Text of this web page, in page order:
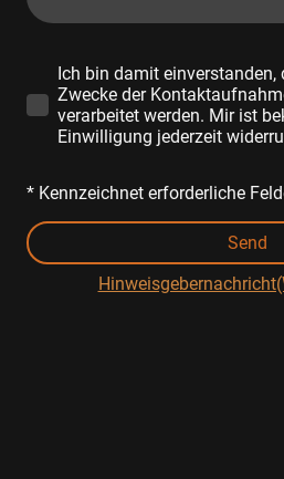
Ich bin damit
Zwecke der
verarbeitet werden. Mir ist
Einwilligung jederzeit
* Kennzeichnet erforderliche
Send